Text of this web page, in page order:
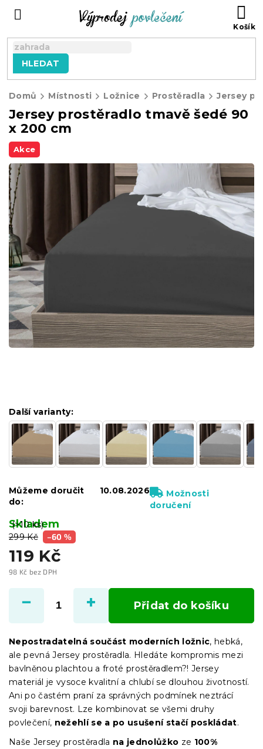
HLEDAT
Domů Místnosti Ložnice Prostěradla Jersey
Jersey prostěradlo tmavě šedé 90
x 200 cm
Akce
299 Kč –60 %
119 Kč
98 Kč bez DPH
cena:
Skladem
(>10 ks)
Další varianty:
Můžeme doručit
do:
10.08.2026
Možnosti
doručení
Přidat do košíku
Nepostradatelná součást moderních ložnic, hebká,
ale pevná Jersey prostěradla. Hledáte kompromis mezi
bavlněnou plachtou a froté prostěradlem?! Jersey
materiál je vysoce kvalitní a chlubí se dlouhou životností.
Ani po častém praní za správných podmínek neztrácí
svoji barevnost. Lze kombinovat se všemi druhy
povlečení, nežehlí se a po usušení stačí poskládat.
Naše Jersey prostěradla na jednolůžko ze 100%